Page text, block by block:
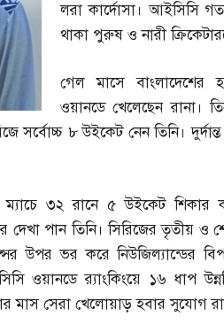
লরা কার্দোসা। আইসিসি
থাকা পুরুষ ও নারী
গেল মাসে বাংলাদেশের
ওয়ানডে খেলেছেন রানা।
সর্বোচ্চ ৮ উইকেট নেন তিনি।
ম্যাচে ৩২ রানে ৫ উইকেট শিকার
দেখা পান তিনি। সিরিজের তৃতীয় ও
উপর ভর করে নিউজিল্যান্ডের
ওয়ানডে র‌্যাংকিংয়ে ১৬ ধাপ
মাস সেরা খেলোয়াড় হবার সুযোগ